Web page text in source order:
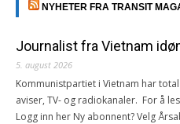
NYHETER FRA TRANSIT
Journalist fra Vietnam
5. august 2026
Kommunistpartiet i Vietnam har
aviser, TV- og radiokanaler. For å
Logg inn her Ny abonnent? Velg